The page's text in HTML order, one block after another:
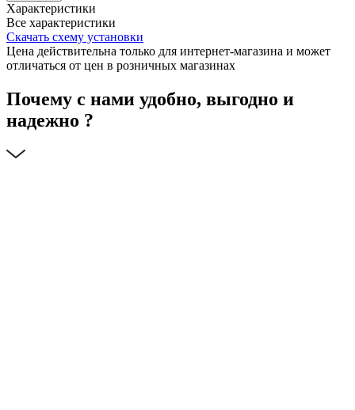
Характеристики
Все характеристики
Скачать схему установки
Цена действительна только для интернет-магазина и может
отличаться от цен в розничных магазинах
Почему с нами удобно, выгодно и
надежно ?